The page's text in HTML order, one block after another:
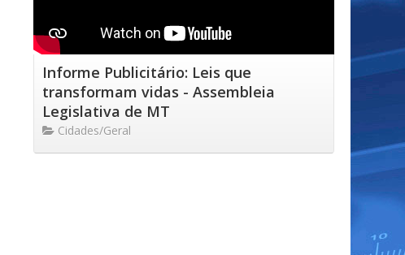
Informe Publicitário: Leis que
transformam vidas - Assembleia
Legislativa de MT
Cidades/Geral